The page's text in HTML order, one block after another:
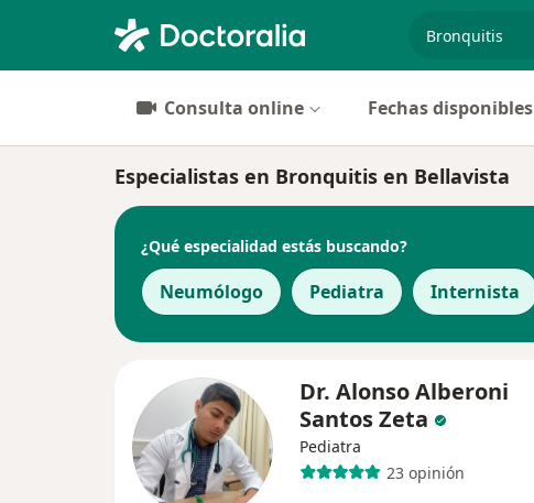
Consulta online Fechas disponibles
Especialistas en Bronquitis en Bellavista
¿Qué especialidad estás buscando?
Neumólogo Pediatra Internista
Dr. Alonso Alberoni
Santos Zeta
Pediatra
23 opinión